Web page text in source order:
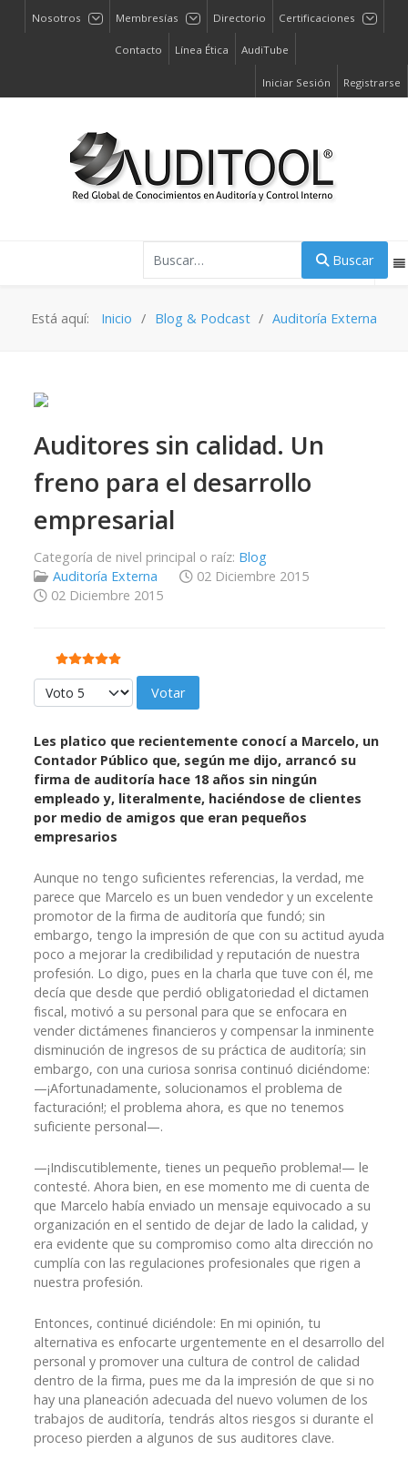
Nosotros Membresías Directorio Certificaciones
Contacto Línea Ética AudiTube
Iniciar Sesión Registrarse
Buscar
Está aquí: Inicio Blog & Podcast Auditoría Externa
Auditores sin calidad. Un
freno para el desarrollo
empresarial
Categoría de nivel principal o raíz: Blog
Auditoría Externa
02 Diciembre 2015
02 Diciembre 2015
Ratio:5/5
Por favor, vote
Les platico que recientemente conocí a Marcelo, un
Contador Público que, según me dijo, arrancó su
firma de auditoría hace 18 años sin ningún
empleado y, literalmente, haciéndose de clientes
por medio de amigos que eran pequeños
empresarios
Aunque no tengo suficientes referencias, la verdad, me
parece que Marcelo es un buen vendedor y un excelente
promotor de la firma de auditoría que fundó; sin
embargo, tengo la impresión de que con su actitud ayuda
poco a mejorar la credibilidad y reputación de nuestra
profesión. Lo digo, pues en la charla que tuve con él, me
decía que desde que perdió obligatoriedad el dictamen
fiscal, motivó a su personal para que se enfocara en
vender dictámenes financieros y compensar la inminente
disminución de ingresos de su práctica de auditoría; sin
embargo, con una curiosa sonrisa continuó diciéndome:
—¡Afortunadamente, solucionamos el problema de
facturación!; el problema ahora, es que no tenemos
suficiente personal—.
—¡Indiscutiblemente, tienes un pequeño problema!— le
contesté. Ahora bien, en ese momento me di cuenta de
que Marcelo había enviado un mensaje equivocado a su
organización en el sentido de dejar de lado la calidad, y
era evidente que su compromiso como alta dirección no
cumplía con las regulaciones profesionales que rigen a
nuestra profesión.
Entonces, continué diciéndole: En mi opinión, tu
alternativa es enfocarte urgentemente en el desarrollo del
personal y promover una cultura de control de calidad
dentro de la firma, pues me da la impresión de que si no
hay una planeación adecuada del nuevo volumen de los
trabajos de auditoría, tendrás altos riesgos si durante el
proceso pierden a algunos de sus auditores clave.